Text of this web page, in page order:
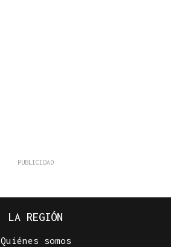
LA REGIÓN
Quiénes somos